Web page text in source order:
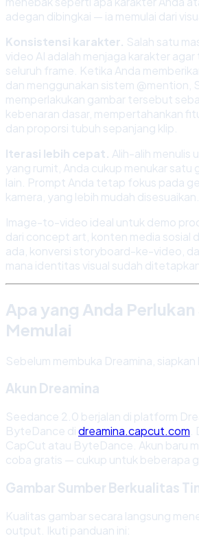
adegan dibingkai — ia memulai dari
Konsistensi karakter. Salah satu
video AI adalah menjaga karakter
seluruh frame. Ketika Anda
dan menggunakan sistem @mention,
memperlakukan gambar tersebut
kebenaran dasar, mempertahankan
dan proporsi tubuh sepanjang klip.
Iterasi lebih cepat. Alih-alih menulis
yang rumit, Anda cukup menukar satu
lain. Prompt Anda tetap fokus pada
kamera, yang lebih mudah disesuaikan.
Image-to-video ideal untuk demo
dari concept art, konten media sosial
ada, konversi storyboard-ke-video,
mana identitas visual sudah
Apa yang Anda
Memulai
Sebelum membuka Dreamina, siapkan
Akun Dreamina
Seedance 2.0 berjalan di platform
ByteDance didreamina.capcut.com
CapCut atau ByteDance. Akun baru
coba gratis — cukup untuk beberapa
Gambar Sumber Berkualitas
Kualitas gambar secara langsung
output. Ikuti panduan ini: